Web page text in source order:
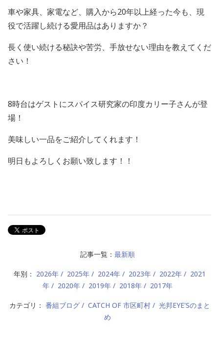
車や家具、家電など、購入から20年以上経った今も、現
役で活躍し続ける愛用品はありますか？
長く使い続ける秘訣や苦労、手放せない理由を教えてくだ
さい！
8時台はゲストにスパイス研究家の印度カリー子さんが登
場！
美味しい一品をご紹介してくれます！
明日もよろしくお願い致します！！
記事一覧： 最新順
年別： 2026年 2025年 2024年 2023年 2022年
2021
年
2020年 2019年 2018年 2017年
カテゴリ： 番組ブログ CATCH OF 市区町村
光邦EYE'Sのまと
め